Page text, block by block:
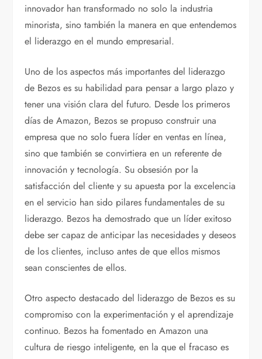
innovador han transformado no solo la industria
minorista, sino también la manera en que entendemos
el liderazgo en el mundo empresarial.
Uno de los aspectos más importantes del liderazgo
de Bezos es su habilidad para pensar a largo plazo y
tener una visión clara del futuro. Desde los primeros
días de Amazon, Bezos se propuso construir una
empresa que no solo fuera líder en ventas en línea,
sino que también se convirtiera en un referente de
innovación y tecnología. Su obsesión por la
satisfacción del cliente y su apuesta por la excelencia
en el servicio han sido pilares fundamentales de su
liderazgo. Bezos ha demostrado que un líder exitoso
debe ser capaz de anticipar las necesidades y deseos
de los clientes, incluso antes de que ellos mismos
sean conscientes de ellos.
Otro aspecto destacado del liderazgo de Bezos es su
compromiso con la experimentación y el aprendizaje
continuo. Bezos ha fomentado en Amazon una
cultura de riesgo inteligente, en la que el fracaso es